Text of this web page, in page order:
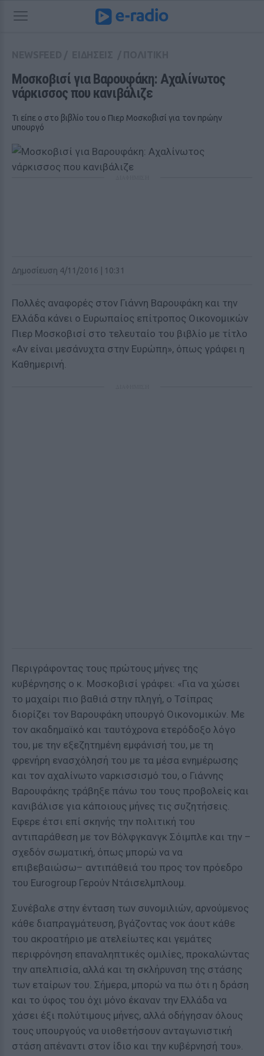
Μοσκοβισί για Βαρουφάκη: Αχαλίνωτος
νάρκισσος που κανιβάλιζε
Τι είπε ο στο βιβλίο του ο Πιερ Μοσκοβισί για τον πρώην
υπουργό
Δημοσίευση 4/11/2016 | 10:31
Πολλές αναφορές στον Γιάννη Βαρουφάκη και την
Ελλάδα κάνει ο Ευρωπαίος επίτροπος Οικονομικών
Πιερ Μοσκοβισί στο τελευταίο του βιβλίο με τίτλο
«Αν είναι μεσάνυχτα στην Ευρώπη», όπως γράφει η
Καθημερινή.
Περιγράφοντας τους πρώτους μήνες της
κυβέρνησης o κ. Μοσκοβισί γράφει: «Για να χώσει
το μαχαίρι πιο βαθιά στην πληγή, ο Τσίπρας
διορίζει τον Βαρουφάκη υπουργό Οικονομικών. Με
τον ακαδημαϊκό και ταυτόχρονα ετερόδοξο λόγο
του, με την εξεζητημένη εμφάνισή του, με τη
φρενήρη ενασχόλησή του με τα μέσα ενημέρωσης
και τον αχαλίνωτο ναρκισσισμό του, ο Γιάννης
Βαρουφάκης τράβηξε πάνω του τους προβολείς και
κανιβάλισε για κάποιους μήνες τις συζητήσεις.
Εφερε έτσι επί σκηνής την πολιτική του
αντιπαράθεση με τον Βόλφγκανγκ Σόιμπλε και την –
σχεδόν σωματική, όπως μπορώ να να
επιβεβαιώσω– αντιπάθειά του προς τον πρόεδρο
του Eurogroup Γερούν Ντάισελμπλουμ.
Συνέβαλε στην ένταση των συνομιλιών, αρνούμενος
κάθε διαπραγμάτευση, βγάζοντας νοκ άουτ κάθε
του ακροατήριο με ατελείωτες και γεμάτες
περιφρόνηση επαναληπτικές ομιλίες, προκαλώντας
την απελπισία, αλλά και τη σκλήρυνση της στάσης
των εταίρων του. Σήμερα, μπορώ να πω ότι η δράση
και το ύφος του όχι μόνο έκαναν την Ελλάδα να
χάσει έξι πολύτιμους μήνες, αλλά οδήγησαν όλους
τους υπουργούς να υιοθετήσουν ανταγωνιστική
στάση απέναντι στον ίδιο και την κυβέρνησή του».